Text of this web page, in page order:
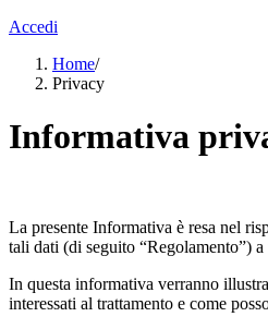
Accedi
Home/
Privacy
Informativa
La presente Informativa è resa nel
tali dati (di seguito “Regolamento”)
In questa informativa verranno
interessati al trattamento e come